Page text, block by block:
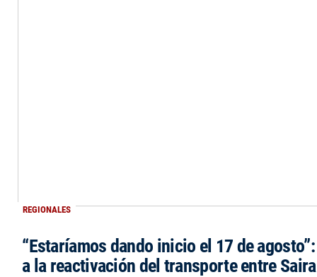
REGIONALES
“Estaríamos dando inicio el 17 de
a la reactivación del transporte entre